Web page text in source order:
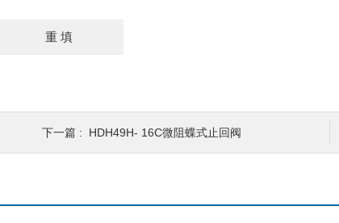
下一篇 : HDH49H- 16C微阻蝶式止回阀